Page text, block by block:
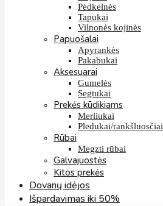
Pėdkelnės
Tapukai
Vilnonės kojinės
Papuošalai
Apyrankės
Pakabukai
Aksesuarai
Gumelės
Segtukai
Prekės kūdikiams
Merliukai
Pledukai/rankšluosčiai
Rūbai
Megzti rūbai
Galvajuostės
Kitos prekės
Dovanų idėjos
Išpardavimas iki 50%